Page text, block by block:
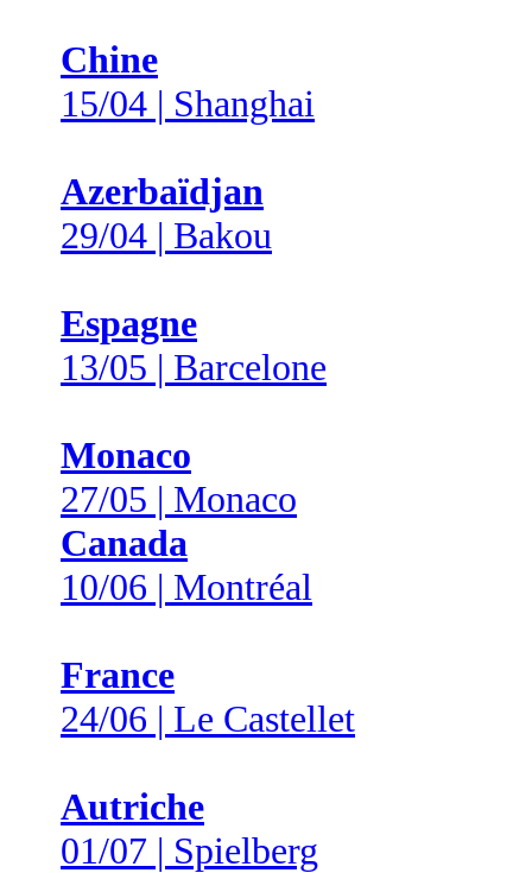
Chine
15/04 | Shanghai
Azerbaïdjan
29/04 | Bakou
Espagne
13/05 | Barcelone
Monaco
27/05 | Monaco
Canada
10/06 | Montréal
France
24/06 | Le Castellet
Autriche
01/07 | Spielberg